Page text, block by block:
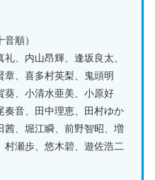
順）
、内山昂輝、逢坂良太、
章、喜多村英梨、鬼頭明
葵、小清水亜美、小原好
奏音、田中理恵、田村ゆか
茜、堀江瞬、前野智昭、増
瀬歩、悠木碧、遊佐浩二